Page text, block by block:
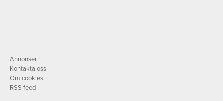
Annonser
Kontakta oss
Om cookies
RSS feed